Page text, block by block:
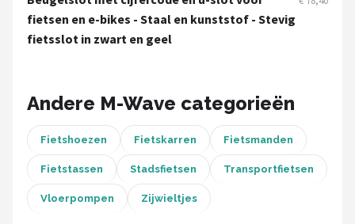
Voltano
Cortina
Alle merken →
fietsen en e-bikes - Staal en kunststof - Stevig
fietsslot in zwart en geel
Andere M-Wave categorieën
Fietshoezen Fietskarren Fietsmanden
Fietstassen Stadsfietsen Transportfietsen
Vloerpompen Zijwieltjes